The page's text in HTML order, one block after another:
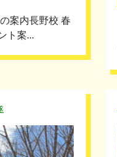
案内長野校 春
ト案...